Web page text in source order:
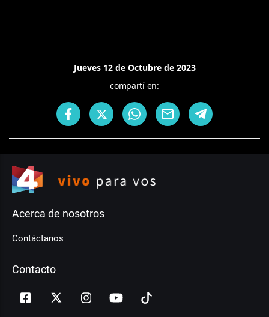
Jueves 12 de Octubre de 2023
compartí en:
Acerca de nosotros
Contáctanos
Contacto